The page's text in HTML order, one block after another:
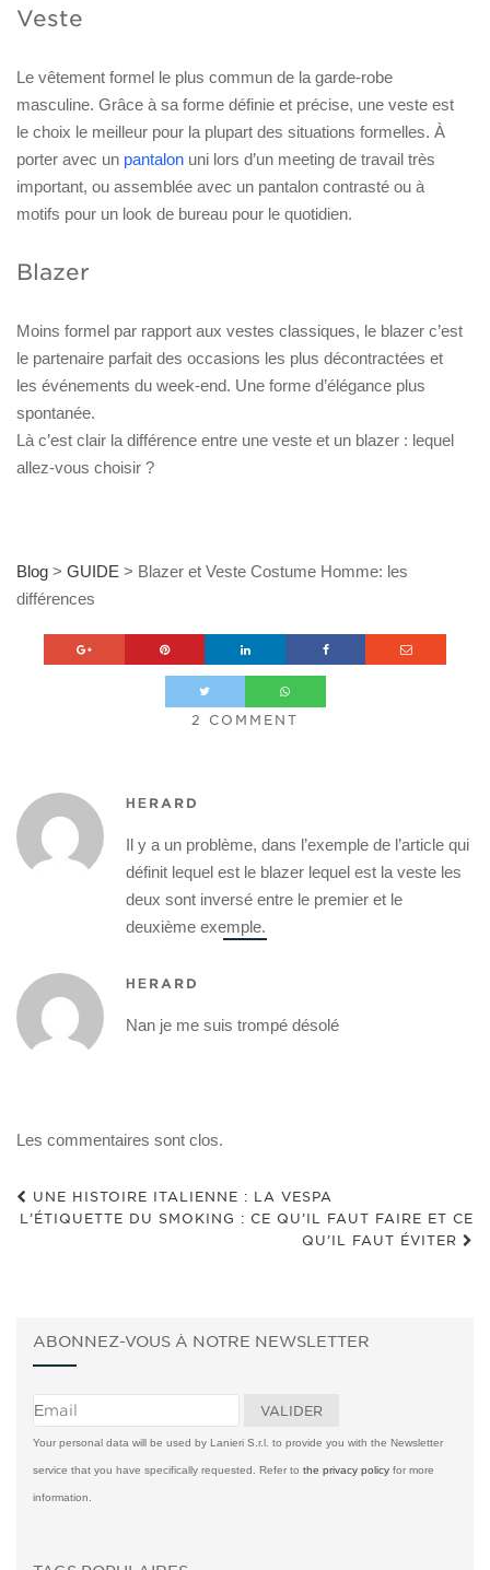
Veste
Le vêtement formel le plus commun de la garde-robe
masculine. Grâce à sa forme définie et précise, une veste est
le choix le meilleur pour la plupart des situations formelles. À
porter avec un pantalon uni lors d’un meeting de travail très
important, ou assemblée avec un pantalon contrasté ou à
motifs pour un look de bureau pour le quotidien.
Blazer
Moins formel par rapport aux vestes classiques, le blazer c’est
le partenaire parfait des occasions les plus décontractées et
les événements du week-end. Une forme d’élégance plus
spontanée.
Là c’est clair la différence entre une veste et un blazer : lequel
allez-vous choisir ?
Blog > GUIDE > Blazer et Veste Costume Homme: les
différences
2 COMMENT
HERARD
Il y a un problème, dans l’exemple de l’article qui
définit lequel est le blazer lequel est la veste les
deux sont inversé entre le premier et le
deuxième exemple.
HERARD
Nan je me suis trompé désolé
Les commentaires sont clos.
UNE HISTOIRE ITALIENNE : LA VESPA
L’ÉTIQUETTE DU SMOKING : CE QU’IL FAUT FAIRE ET CE
QU’IL FAUT ÉVITER
ABONNEZ-VOUS À NOTRE NEWSLETTER
Your personal data will be used by Lanieri S.r.l. to provide you with the Newsletter
service that you have specifically requested. Refer to the privacy policy for more
information.